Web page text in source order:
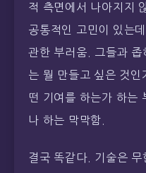
적 측면에서 나아지지
공통적인 고민이 있는
관한 부러움. 그들과
는 뭘 만들고 싶은 것인
떤 기여를 하는가 하는
나 하는 막막함.
결국 똑같다. 기술은